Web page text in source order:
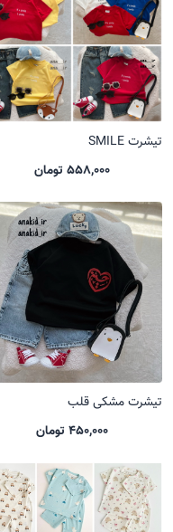
تیشرت SMILE
558,000 تومان
تیشرت مشکی قلب
450,000 تومان